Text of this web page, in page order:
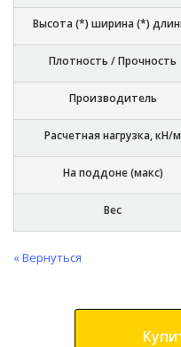
Высота (*) ширина (*)
Плотность / Прочность
Производитель
Расчетная нагрузка, кН/м
На поддоне (макс)
Вес
« Вернуться